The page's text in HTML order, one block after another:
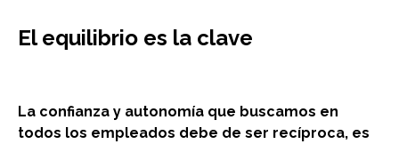
El equilibrio es la clave
La confianza y autonomía que buscamos en
todos los empleados debe de ser recíproca, es